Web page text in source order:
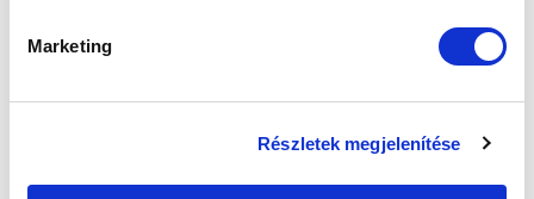
Marketing
Részletek megjelenítése